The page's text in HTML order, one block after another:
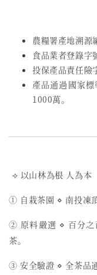
農糧署產地溯
食品業者登錄字
投保產品責任險
產品通過國家
1000萬。
⟢ 以山林為根 人為本
① 自栽茶園 ⋄ 南投凍
② 原料嚴選 ⋄ 百分之
茶。
③ 安全驗證 ⋄ 全茶品